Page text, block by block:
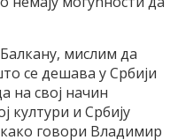
мислим да
се дешава у Србији
на свој начин
култури и Србију
говори Владимир